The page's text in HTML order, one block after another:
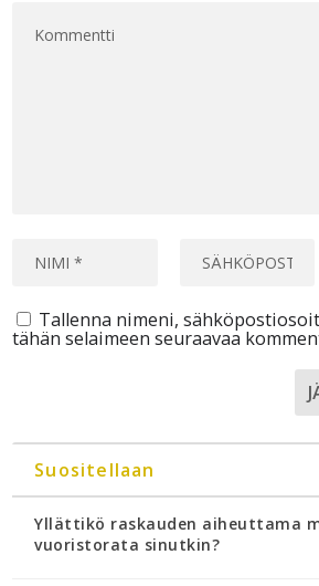
Tallenna nimeni,
tähän selaimeen seuraavaa
Suositellaan
Yllättikö raskauden aiheuttama
vuoristorata sinutkin?